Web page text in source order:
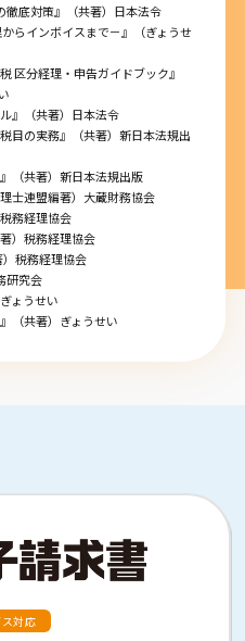
徹底対策』（共著）日本法令
らインボイスまで－』（ぎょうせ
分経理・申告ガイドブック』
』（共著）日本法令
目の実務』（共著）新日本法規出
（共著）新日本法規出版
士連盟編著）大蔵財務協会
務経理協会
）税務経理協会
）税務経理協会
研究会
ょうせい
（共著）ぎょうせい
対応